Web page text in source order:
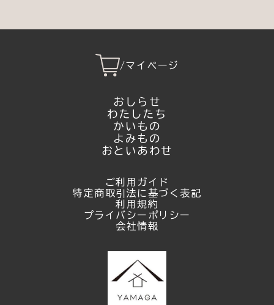
/マイページ
おしらせ
わたしたち
かいもの
よみもの
おといあわせ
ご利用ガイド
特定商取引法に基づく表記
利用規約
プライバシーポリシー
会社情報